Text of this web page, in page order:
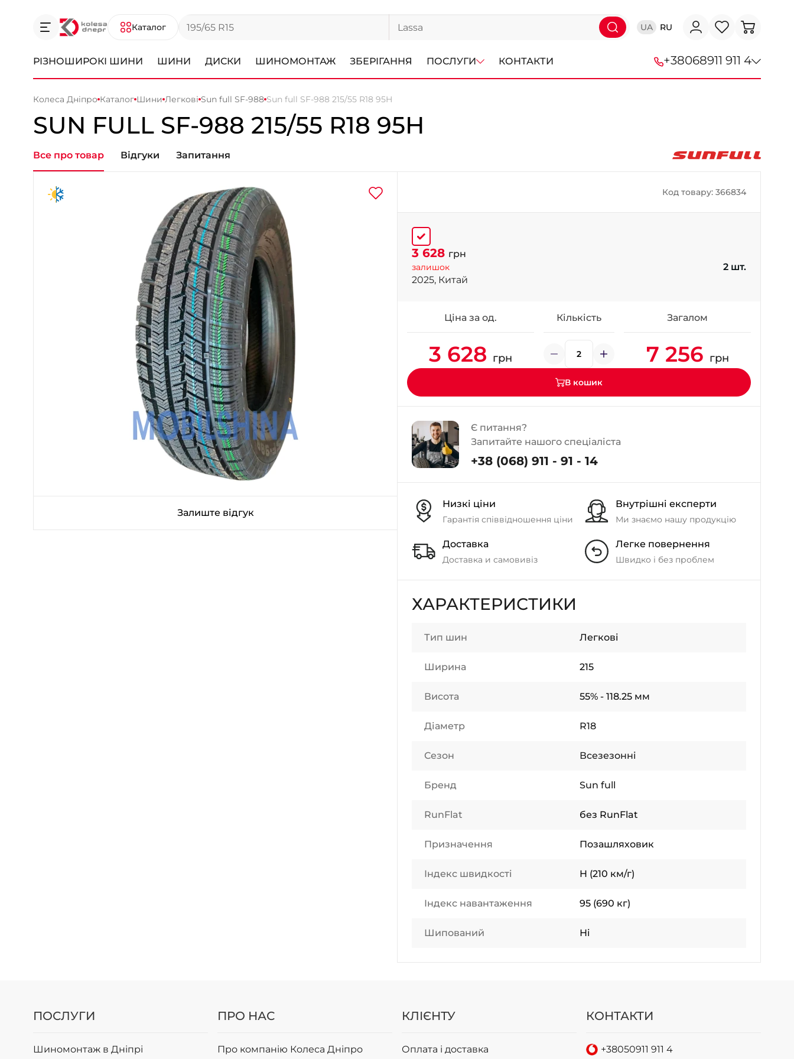
Каталог UA RU
РІЗНОШИРОКІ ШИНИ ШИНИ ДИСКИ ШИНОМОНТАЖ ЗБЕРІГАННЯ ПОСЛУГИ КОНТАКТИ +38068911 911 4
+38 (095) 276-44-44
- Щепкіна
+38 (099)-643-33-77
+38 (068)-923-74-19
Колеса Дніпро Каталог Шини Легкові Sun full SF-988 Sun full SF-988 215/55 R18 95H
SUN FULL SF-988 215/55 R18 95H
Все про товар Відгуки Запитання
Залиште відгук
Код товару: 366834
3 628 грн
залишок
2 шт.
2025, Китай
Ціна за од. Кількість Загалом
3 628 грн 7 256 грн
В кошик
Є питання?
Запитайте нашого спеціаліста
+38 (068) 911 - 91 - 14
Низкі ціни
Гарантія співвідношення ціни
Внутрішні експерти
Ми знаємо нашу продукцію
Доставка
Доставка и самовивіз
Легке повернення
Швидко і без проблем
ХАРАКТЕРИСТИКИ
Тип шин Легкові
Ширина 215
Висота 55% - 118.25 мм
Діаметр R18
Сезон Всезезонні
Бренд Sun full
RunFlat без RunFlat
Призначення Позашляховик
Індекс швидкості H (210 км/г)
Індекс навантаження 95 (690 кг)
Шипований Ні
ПОСЛУГИ
Шиномонтаж в Дніпрі
ПРО НАС
Про компанію Колеса Дніпро
КЛІЄНТУ
Оплата і доставка
КОНТАКТИ
+38050911 911 4